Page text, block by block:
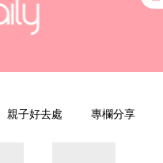
親子好去處 專欄分享